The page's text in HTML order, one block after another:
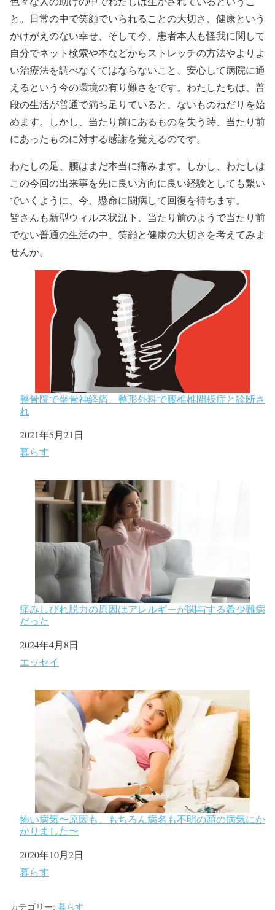
と。日常の中で笑顔でいられることの大切さ、健康という
かけがえのない幸せ、そして今、患者本人も怪我に関して
自分でネット検索や本などからストレッチの方法やよりよ
い治療法を調べなくてはならないこと、安心して病院に通
えるという今の環境の有り難さをです。わたしたちは、普
段の生活が普通で満ち足りていると、ないものねだりを始
めます。しかし、当たり前にあるものを失う時、当たり前
にあったものに対する感謝を覚えるのです。
わたしの足、腰はまだ本当に痛みます。しかし、わたしは
この今回の出来事を先に良い方向に良い経験としても繋い
でいくように、今、懸命に闘病して回復を待ちます。
皆さんも新型ウィルス状況下、当たり前のようで当たり前
でない普通の生活の中、笑顔と健康の大切さを考えてみま
せんか。
整骨院で坐骨神経痛、整形外科で腰椎椎間板症と診断さ
れ
日付
2021年5月21日
関連理由
暮らす
痛みしびれ脱力の原因はアレルギーが関与する希少難病
だった
日付
2024年4月8日
関連理由
エッセイ
怖い病気〜原因も、もちろん病名も不明の頭の病気にか
かりました〜
日付
2020年10月2日
関連理由
暮らす
カテゴリー: 暮らす